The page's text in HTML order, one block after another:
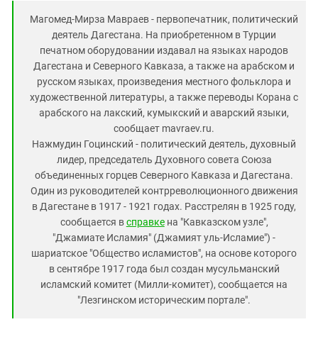
Магомед-Мирза Мавраев - первопечатник, политический
деятель Дагестана. На приобретенном в Турции
печатном оборудовании издавал на языках народов
Дагестана и Северного Кавказа, а также на арабском и
русском языках, произведения местного фольклора и
художественной литературы, а также переводы Корана с
арабского на лакский, кумыкский и аварский языки,
сообщает mavraev.ru.
Нажмудин Гоцинский - политический деятель, духовный
лидер, председатель Духовного совета Союза
объединенных горцев Северного Кавказа и Дагестана.
Один из руководителей контрреволюционного движения
в Дагестане в 1917 - 1921 годах. Расстрелян в 1925 году,
сообщается всправкена "Кавказском узле",
"Джамиате Исламия" (Джамият уль-Исламие") -
шариатское "Общество исламистов", на основе которого
в сентябре 1917 года был создан мусульманский
исламский комитет (Милли-комитет), сообщается на
"Лезгинском историческим портале".